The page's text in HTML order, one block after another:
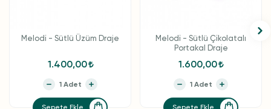
Melodi - Sütlü Üzüm Draje
1.400,00
Sepete Ekle
Melodi - Sütlü Çikolatalı
Portakal Draje
1.600,00
Sepete Ekle